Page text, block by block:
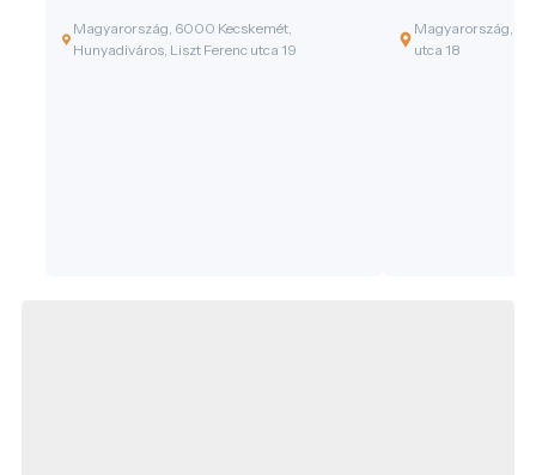
Magyarország, 6000 Kecskemét,
Hunyadiváros, Liszt Ferenc utca 19
Magyarország,
utca 18